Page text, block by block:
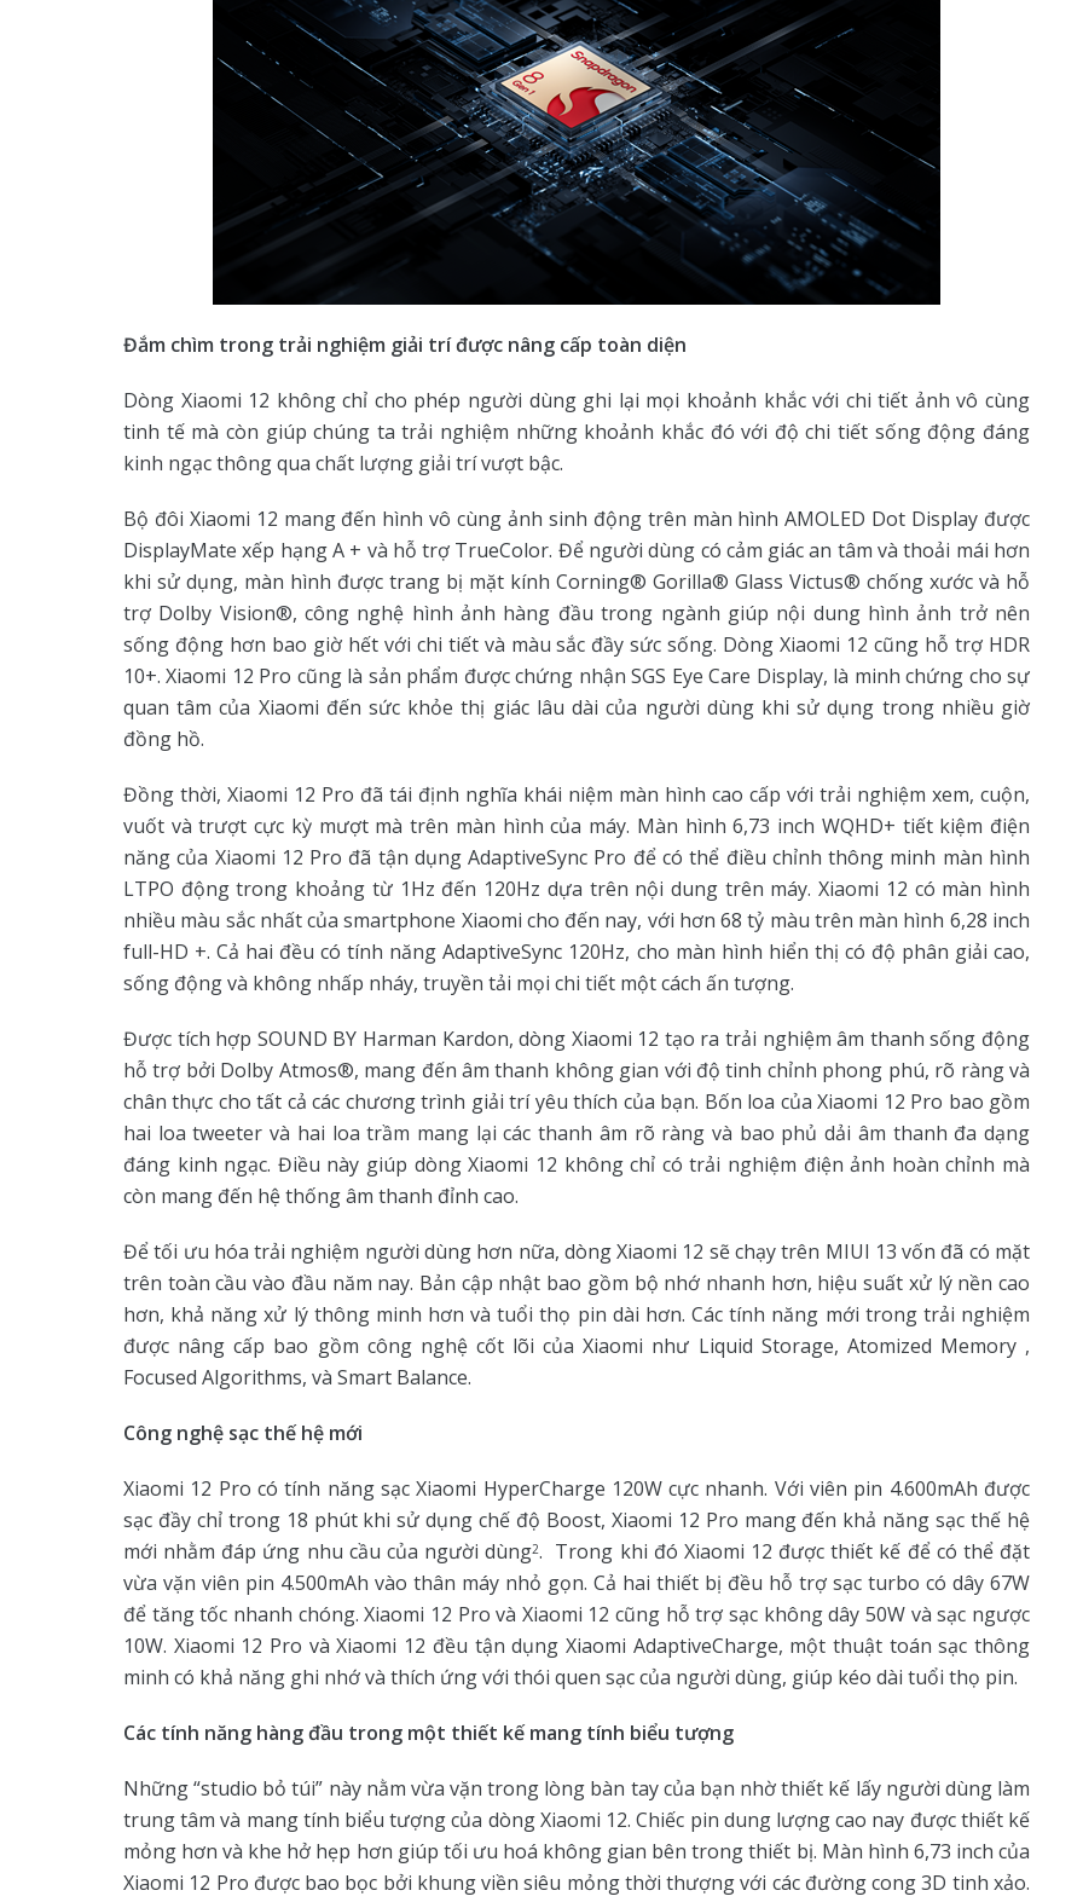
Đắm chìm trong trải nghiệm giải trí được nâng cấp toàn diện
Dòng Xiaomi 12 không chỉ cho phép người dùng ghi lại mọi khoảnh khắc với chi tiết ảnh vô cùng
tinh tế mà còn giúp chúng ta trải nghiệm những khoảnh khắc đó với độ chi tiết sống động đáng
kinh ngạc thông qua chất lượng giải trí vượt bậc.
Bộ đôi Xiaomi 12 mang đến hình vô cùng ảnh sinh động trên màn hình AMOLED Dot Display được
DisplayMate xếp hạng A + và hỗ trợ TrueColor. Để người dùng có cảm giác an tâm và thoải mái hơn
khi sử dụng, màn hình được trang bị mặt kính Corning® Gorilla® Glass Victus® chống xước và hỗ
trợ Dolby Vision®, công nghệ hình ảnh hàng đầu trong ngành giúp nội dung hình ảnh trở nên
sống động hơn bao giờ hết với chi tiết và màu sắc đầy sức sống. Dòng Xiaomi 12 cũng hỗ trợ HDR
10+. Xiaomi 12 Pro cũng là sản phẩm được chứng nhận SGS Eye Care Display, là minh chứng cho sự
quan tâm của Xiaomi đến sức khỏe thị giác lâu dài của người dùng khi sử dụng trong nhiều giờ
đồng hồ.
Đồng thời, Xiaomi 12 Pro đã tái định nghĩa khái niệm màn hình cao cấp với trải nghiệm xem, cuộn,
vuốt và trượt cực kỳ mượt mà trên màn hình của máy. Màn hình 6,73 inch WQHD+ tiết kiệm điện
năng của Xiaomi 12 Pro đã tận dụng AdaptiveSync Pro để có thể điều chỉnh thông minh màn hình
LTPO động trong khoảng từ 1Hz đến 120Hz dựa trên nội dung trên máy. Xiaomi 12 có màn hình
nhiều màu sắc nhất của smartphone Xiaomi cho đến nay, với hơn 68 tỷ màu trên màn hình 6,28 inch
full-HD +. Cả hai đều có tính năng AdaptiveSync 120Hz, cho màn hình hiển thị có độ phân giải cao,
sống động và không nhấp nháy, truyền tải mọi chi tiết một cách ấn tượng.
Được tích hợp SOUND BY Harman Kardon, dòng Xiaomi 12 tạo ra trải nghiệm âm thanh sống động
hỗ trợ bởi Dolby Atmos®, mang đến âm thanh không gian với độ tinh chỉnh phong phú, rõ ràng và
chân thực cho tất cả các chương trình giải trí yêu thích của bạn. Bốn loa của Xiaomi 12 Pro bao gồm
hai loa tweeter và hai loa trầm mang lại các thanh âm rõ ràng và bao phủ dải âm thanh đa dạng
đáng kinh ngạc. Điều này giúp dòng Xiaomi 12 không chỉ có trải nghiệm điện ảnh hoàn chỉnh mà
còn mang đến hệ thống âm thanh đỉnh cao.
Để tối ưu hóa trải nghiệm người dùng hơn nữa, dòng Xiaomi 12 sẽ chạy trên MIUI 13 vốn đã có mặt
trên toàn cầu vào đầu năm nay. Bản cập nhật bao gồm bộ nhớ nhanh hơn, hiệu suất xử lý nền cao
hơn, khả năng xử lý thông minh hơn và tuổi thọ pin dài hơn. Các tính năng mới trong trải nghiệm
được nâng cấp bao gồm công nghệ cốt lõi của Xiaomi như Liquid Storage, Atomized Memory ,
Focused Algorithms, và Smart Balance.
Công nghệ sạc thế hệ mới
Xiaomi 12 Pro có tính năng sạc Xiaomi HyperCharge 120W cực nhanh. Với viên pin 4.600mAh được
sạc đầy chỉ trong 18 phút khi sử dụng chế độ Boost, Xiaomi 12 Pro mang đến khả năng sạc thế hệ
mới nhằm đáp ứng nhu cầu của người dùng2. Trong khi đó Xiaomi 12 được thiết kế để có thể đặt
vừa vặn viên pin 4.500mAh vào thân máy nhỏ gọn. Cả hai thiết bị đều hỗ trợ sạc turbo có dây 67W
để tăng tốc nhanh chóng. Xiaomi 12 Pro và Xiaomi 12 cũng hỗ trợ sạc không dây 50W và sạc ngược
10W. Xiaomi 12 Pro và Xiaomi 12 đều tận dụng Xiaomi AdaptiveCharge, một thuật toán sạc thông
minh có khả năng ghi nhớ và thích ứng với thói quen sạc của người dùng, giúp kéo dài tuổi thọ pin.
Các tính năng hàng đầu trong một thiết kế mang tính biểu tượng
Những “studio bỏ túi” này nằm vừa vặn trong lòng bàn tay của bạn nhờ thiết kế lấy người dùng làm
trung tâm và mang tính biểu tượng của dòng Xiaomi 12. Chiếc pin dung lượng cao nay được thiết kế
mỏng hơn và khe hở hẹp hơn giúp tối ưu hoá không gian bên trong thiết bị. Màn hình 6,73 inch của
Xiaomi 12 Pro được bao bọc bởi khung viền siêu mỏng thời thượng với các đường cong 3D tinh xảo.